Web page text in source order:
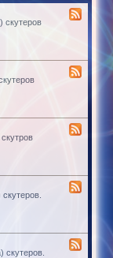
скутеров
скутеров.